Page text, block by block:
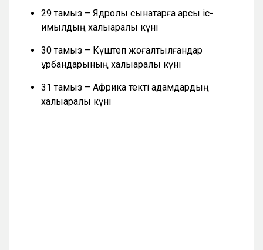
29 тамыз – Ядролық сынақтарға қарсы іс-
қимылдың халықаралық күні
30 тамыз – Күштеп жоғалтылғандар
құрбандарының халықаралық күні
31 тамыз – Африка текті адамдардың
халықаралық күні